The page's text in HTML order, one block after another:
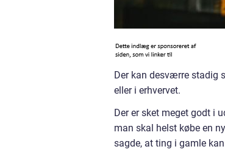
Der kan desværre stadig
eller i erhvervet.
Der er sket meget godt i
man skal helst købe en
sagde, at ting i gamle